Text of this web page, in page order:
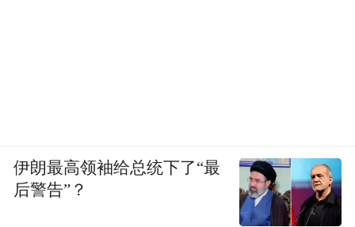
伊朗最高领袖给总统下了“最
后警告”？